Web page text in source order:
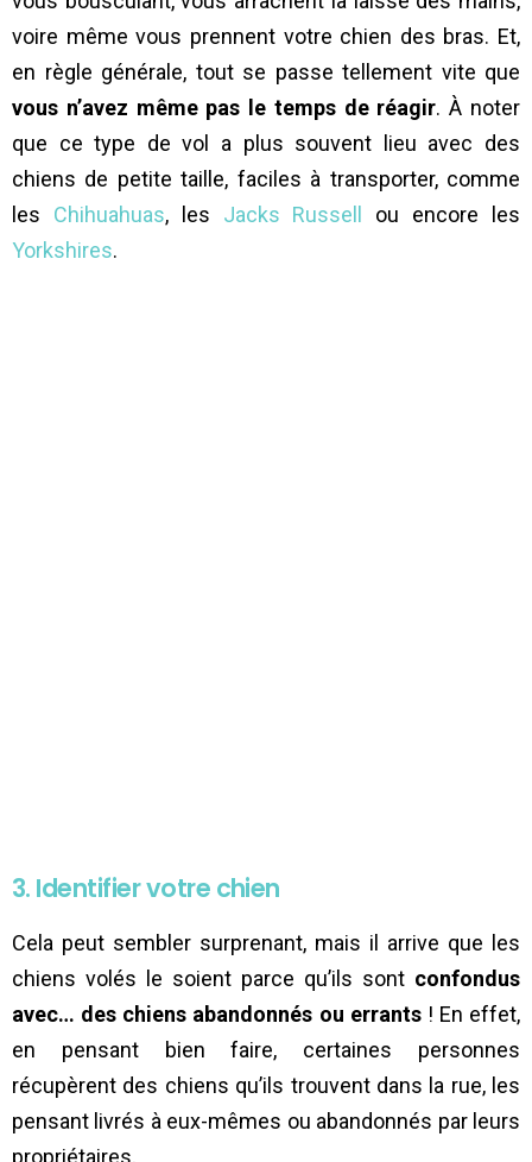
voire même vous prennent votre chien des bras. Et,
en règle générale, tout se passe tellement vite que
vous n’avez même pas le temps de réagir. À noter
que ce type de vol a plus souvent lieu avec des
chiens de petite taille, faciles à transporter, comme
les Chihuahuas, les Jacks Russell
ou encore les
Yorkshires.
3. Identifier votre chien
Cela peut sembler surprenant, mais il arrive que les
chiens volés le soient parce qu’ils sont confondus
avec… des chiens abandonnés ou errants! En effet,
en pensant bien faire, certaines personnes
récupèrent des chiens qu’ils trouvent dans la rue, les
pensant livrés à eux-mêmes ou abandonnés par leurs